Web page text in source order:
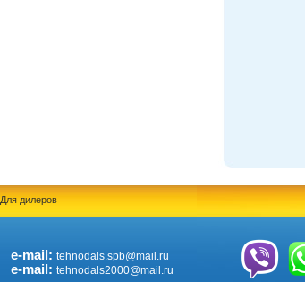
Для дилеров
e-mail: tehnodals.spb@mail.ru
e-mail: tehnodals2000@mail.ru